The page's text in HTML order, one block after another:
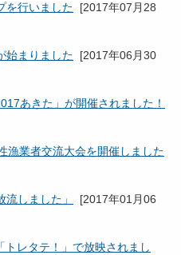
を行いました [2017年07月28
始まりました [2017年06月30
あきた」が開催されました！
漁業者交流大会を開催しました
流しました」 [2017年01月06
レタテ！」で放映されまし